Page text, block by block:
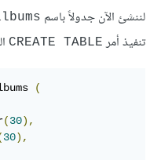
لننشئ الآن جدولاً باسم
تنفيذ أمر CREATE TABLE
(
(30),
30),